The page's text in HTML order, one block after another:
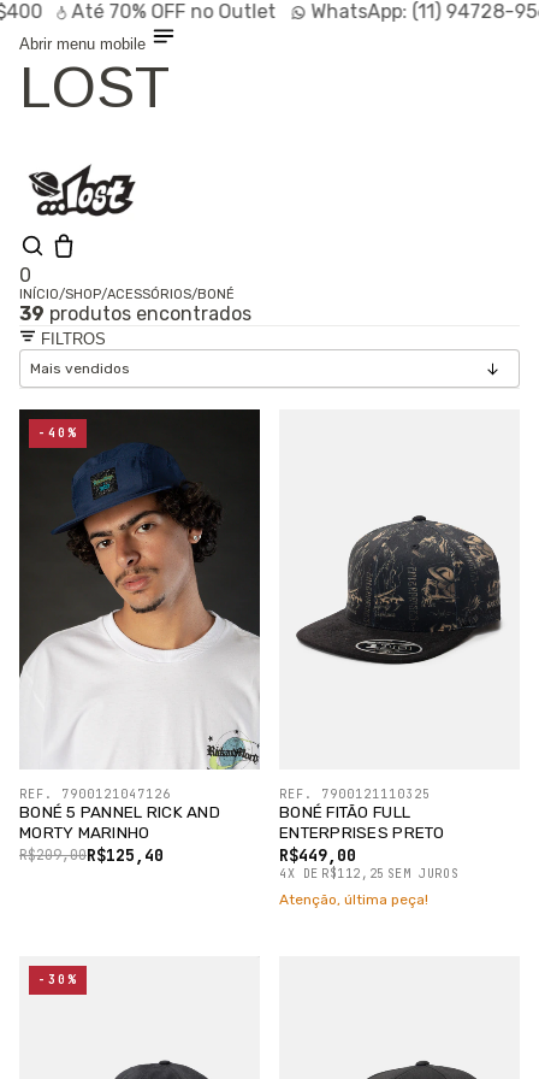
Até 70% OFFno Outlet WhatsApp:(11) 94728-9569
Abrir menu mobile
LOST
0
Ola, visitante
Entrar /
Cadastrar
Shop
Lançamentos
Linhas
INÍCIO/SHOP/ACESSÓRIOS/BONÉ
39 produtos encontrados
FILTROS
BONÉ 5 PANNEL RICK AND
MORTY MARINHO
R$125,40
R$209,00
REF. 7900121047126
-40%
BONÉ FITÃO FULL
ENTERPRISES PRETO
R$449,00
4X DE R$112,25 SEM JUROS
REF. 7900121110325
Atenção, última peça!
-30%